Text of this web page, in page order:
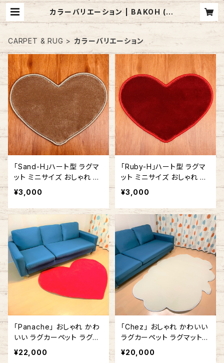
カラーバリエーション | BAKOH (バ
コー) / アメリカ製 カーペット・ラグの
CARPET & RUG
カラーバリエーション
「Sand-H」ハート型 ラグマ
ット ミニサイズ おしゃれ か
わいい ハート 30cm x 40
cm
¥3,000
「Ruby-H」ハート型 ラグマ
ット ミニサイズ おしゃれ か
わいい ハート 30cm x 40
cm
¥3,000
「Panache」 おしゃれ かわ
いい ラグカーペット ラグマ
ット ハート型 ハートマーク
赤 #357 140cm x 140cm
¥22,000
「Chez」 おしゃれ かわいい
ラグカーペット ラグマット
ふきだし型 雲形 140cm x
180cm ホワイト
¥20,000